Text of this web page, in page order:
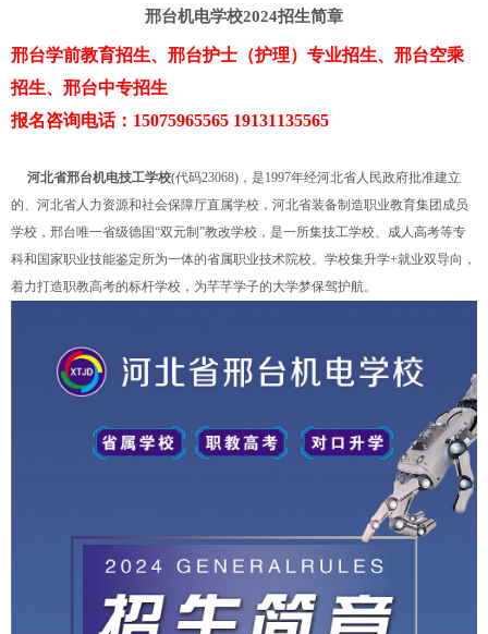
邢台机电学校2024招生简章
邢台学前教育招生、邢台护士（护理）专业招生、邢台空乘
招生、邢台中专招生
报名咨询电话：15075965565 19131135565
河北省邢台机电技工学校(代码23068)，是1997年经河北省人民政府批准建立
的、河北省人力资源和社会保障厅直属学校，河北省装备制造职业教育集团成员
学校，邢台唯一省级德国“双元制”教改学校，是一所集技工学校、成人高考等专
科和国家职业技能鉴定所为一体的省属职业技术院校。学校集升学+就业双导向，
着力打造职教高考的标杆学校，为芊芊学子的大学梦保驾护航。